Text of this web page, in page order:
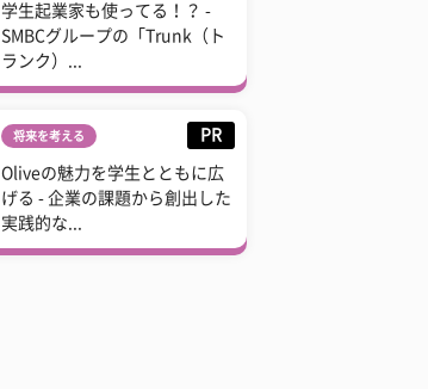
学生起業家も使ってる！？ -
SMBCグループの「Trunk（ト
ランク）...
将来を考える PR
Oliveの魅力を学生とともに広
げる - 企業の課題から創出した
実践的な...